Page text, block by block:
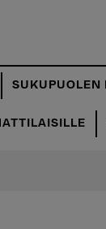
SUKUPUOLEN